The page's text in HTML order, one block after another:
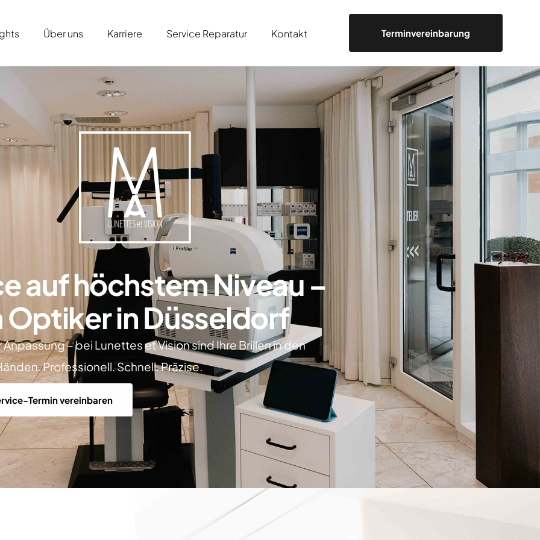
Kollektion
Über uns Karriere Service Reparatur Kontakt Terminvereinbarung
auf höchstem Niveau –
Optiker in Düsseldorf
– bei Lunettes et Vision sind Ihre Brillen in den
Professionell. Schnell. Präzise.
Termin vereinbaren